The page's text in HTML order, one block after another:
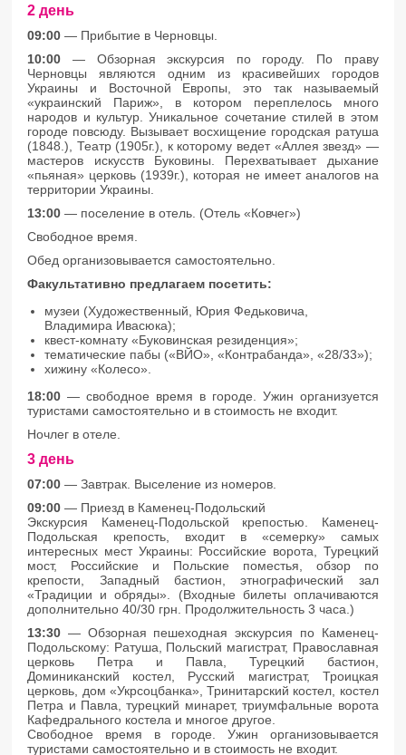
2 день
09:00 — Прибытие в Черновцы.
10:00 — Обзорная экскурсия по городу. По праву
Черновцы являются одним из красивейших городов
Украины и Восточной Европы, это так называемый
«украинский Париж», в котором переплелось много
народов и культур. Уникальное сочетание стилей в этом
городе повсюду. Вызывает восхищение городская ратуша
(1848.), Театр (1905г.), к которому ведет «Аллея звезд» —
мастеров искусств Буковины. Перехватывает дыхание
«пьяная» церковь (1939г.), которая не имеет аналогов на
территории Украины.
13:00 — поселение в отель. (Отель «Ковчег»)
Свободное время.
Обед организовывается самостоятельно.
Факультативно предлагаем посетить:
музеи (Художественный, Юрия Федьковича,
Владимира Ивасюка);
квест-комнату «Буковинская резиденция»;
тематические пабы («ВЙО», «Контрабанда», «28/33»);
хижину «Колесо».
18:00 — свободное время в городе. Ужин организуется
туристами самостоятельно и в стоимость не входит.
Ночлег в отеле.
3 день
07:00 — Завтрак. Выселение из номеров.
09:00 — Приезд в Каменец-Подольский
Экскурсия Каменец-Подольской крепостью. Каменец-
Подольская крепость, входит в «семерку» самых
интересных мест Украины: Российские ворота, Турецкий
мост, Российские и Польские поместья, обзор по
крепости, Западный бастион, этнографический зал
«Традиции и обряды». (Входные билеты оплачиваются
дополнительно 40/30 грн. Продолжительность 3 часа.)
13:30 — Обзорная пешеходная экскурсия по Каменец-
Подольскому: Ратуша, Польский магистрат, Православная
церковь Петра и Павла, Турецкий бастион,
Доминиканский костел, Русский магистрат, Троицкая
церковь, дом «Укрсоцбанка», Тринитарский костел, костел
Петра и Павла, турецкий минарет, триумфальные ворота
Кафедрального костела и многое другое.
Свободное время в городе. Ужин организовывается
туристами самостоятельно и в стоимость не входит.